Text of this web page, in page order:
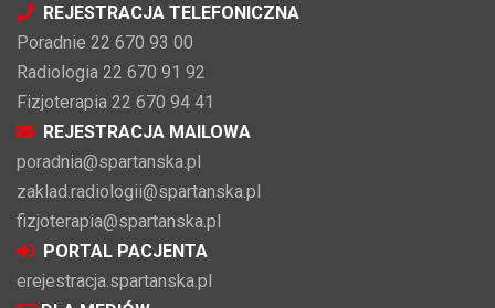
REJESTRACJA TELEFONICZNA
Poradnie 22 670 93 00
Radiologia 22 670 91 92
Fizjoterapia 22 670 94 41
REJESTRACJA MAILOWA
poradnia@spartanska.pl
zaklad.radiologii@spartanska.pl
fizjoterapia@spartanska.pl
PORTAL PACJENTA
erejestracja.spartanska.pl